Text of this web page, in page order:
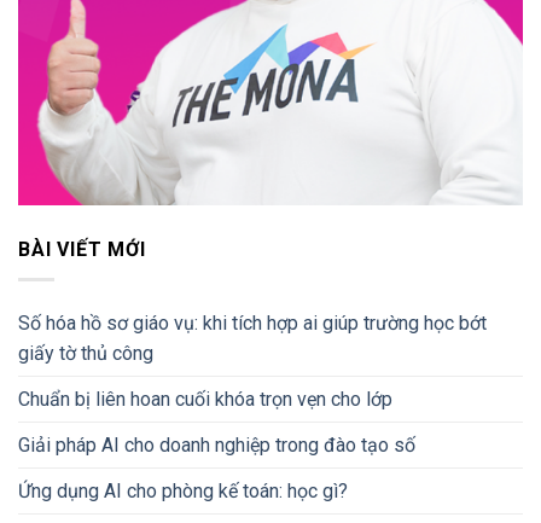
BÀI VIẾT MỚI
Số hóa hồ sơ giáo vụ: khi tích hợp ai giúp trường học bớt
giấy tờ thủ công
Chuẩn bị liên hoan cuối khóa trọn vẹn cho lớp
Giải pháp AI cho doanh nghiệp trong đào tạo số
Ứng dụng AI cho phòng kế toán: học gì?